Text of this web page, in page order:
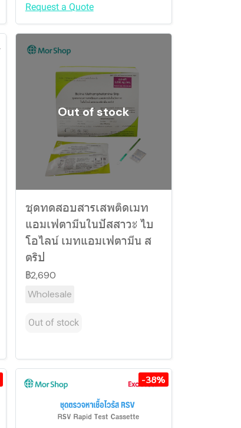
Request a Quote
Out of stock
ชุดทดสอบสารเสพติดเมท
แอมเฟตามีนในปัสสาวะ ไบ
โอไลน์ เมทแอมเฟตามีน ส
ตริป
฿2,690
Wholesale
Out of stock
-38%